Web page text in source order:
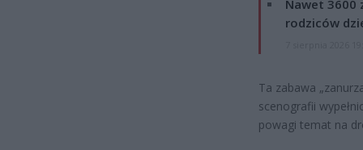
Nawet 3600
rodziców
Ta zabawa
scenografii
powagi temat na